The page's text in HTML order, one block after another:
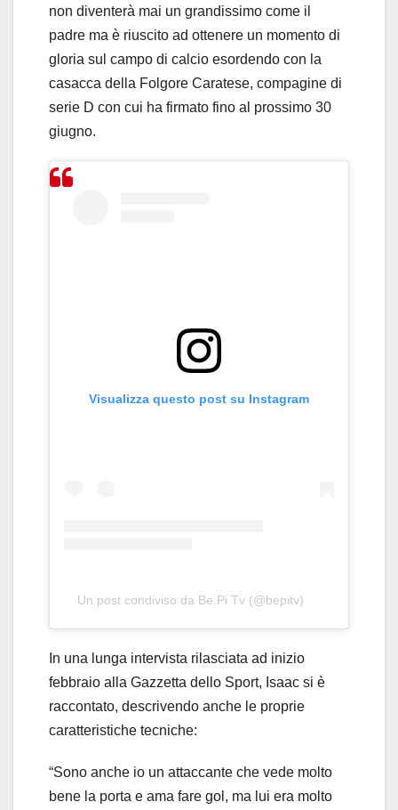
non diventerà mai un grandissimo come il
padre ma è riuscito ad ottenere un momento di
gloria sul campo di calcio esordendo con la
casacca della Folgore Caratese, compagine di
serie D con cui ha firmato fino al prossimo 30
giugno.
Visualizza questo post su Instagram
Un post condiviso da Be.Pi Tv (@bepitv)
In una lunga intervista rilasciata ad inizio
febbraio alla Gazzetta dello Sport, Isaac si è
raccontato, descrivendo anche le proprie
caratteristiche tecniche:
“Sono anche io un attaccante che vede molto
bene la porta e ama fare gol, ma lui era molto